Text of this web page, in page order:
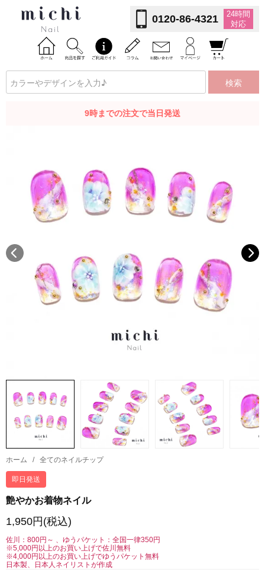
0120-86-4321
24時間
対応
検索
9時までの注文で当日発送
ホーム / 全てのネイルチップ
即日発送
艶やかお着物ネイル
1,950円(税込)
佐川：800円～ 、ゆうパケット：全国一律350円
※5,000円以上のお買い上げで佐川無料
※4,000円以上のお買い上げでゆうパケット無料
日本製、日本人ネイリストが作成